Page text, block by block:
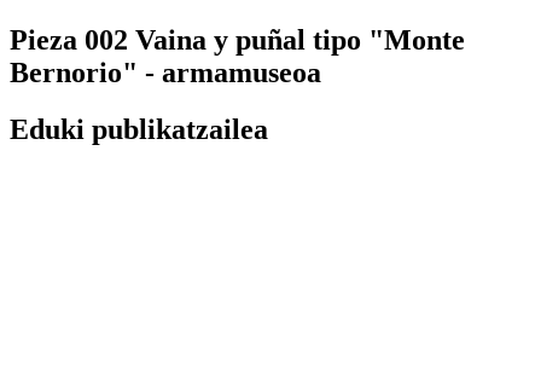
Pieza 002 Vaina y puñal tipo "Monte
Bernorio" - armamuseoa
Eduki publikatzailea